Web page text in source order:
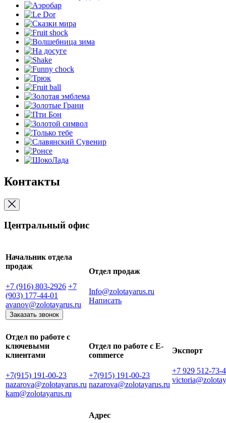
Контакты
Центральный офис
Начальник отдела
продаж
+7 (916) 803-2926 +7
(903) 177-44-01
avanov@zolotayarus.ru
Заказать звонок
Отдел продаж
Info@zolotayarus.ru
Написать
Отдел по работе с
ключевыми
клиентами
+7(915) 191-00-23
nazarova@zolotayarus.ru
kam@zolotayarus.ru
Отдел по работе с E-
commerce
+7(915) 191-00-23
nazarova@zolotayarus.ru
Экспорт
+7 929 512-73-
Адрес